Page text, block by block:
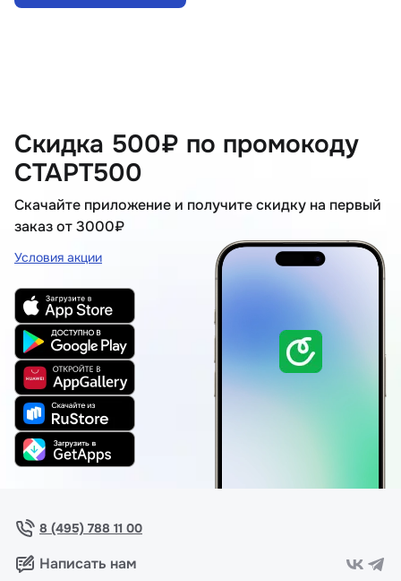
Скидка 500₽ по промокоду
СТАРТ500
Скачайте приложение и получите скидку на первый
заказ от 3000₽
Условия акции
8 (495) 788 11 00
Написать нам